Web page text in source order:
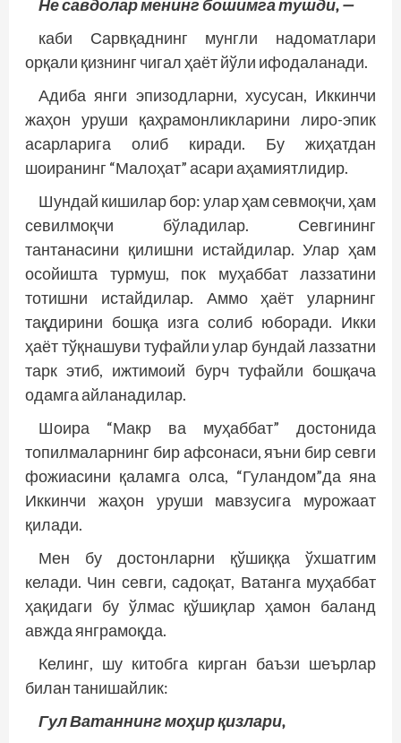
Не савдолар менинг бошимга тушди, —
каби Сарвқаднинг мунгли надоматлари
орқали қизнинг чигал ҳаёт йўли ифодаланади.
Адиба янги эпизодларни, хусусан, Иккинчи
жаҳон уруши қаҳрамонликларини лиро-эпик
асарларига олиб киради. Бу жиҳатдан
шоиранинг “Малоҳат” асари аҳамиятлидир.
Шундай кишилар бор: улар ҳам севмоқчи, ҳам
севилмоқчи бўладилар. Севгининг
тантанасини қилишни истайдилар. Улар ҳам
осойишта турмуш, пок муҳаббат лаззатини
тотишни истайдилар. Аммо ҳаёт уларнинг
тақдирини бошқа изга солиб юборади. Икки
ҳаёт тўқнашуви туфайли улар бундай лаззатни
тарк этиб, ижтимоий бурч туфайли бошқача
одамга айланадилар.
Шоира “Макр ва муҳаббат” достонида
топилмаларнинг бир афсонаси, яъни бир севги
фожиасини қаламга олса, “Гуландом”да яна
Иккинчи жаҳон уруши мавзусига мурожаат
қилади.
Мен бу достонларни қўшиққа ўхшатгим
келади. Чин севги, садоқат, Ватанга муҳаббат
ҳақидаги бу ўлмас қўшиқлар ҳамон баланд
авжда янграмоқда.
Келинг, шу китобга кирган баъзи шеърлар
билан танишайлик:
Гул Ватаннинг моҳир қизлари,